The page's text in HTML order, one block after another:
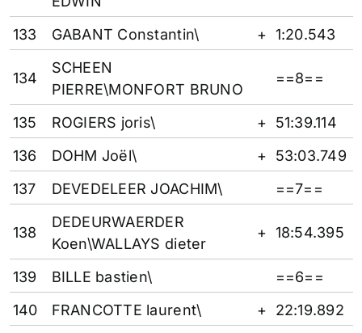
133 GABANT Constantin\ + 1:20.543
134
SCHEEN
PIERRE\MONFORT BRUNO
==8==
135 ROGIERS joris\ +
51:39.114
136
DOHM Joël\ +
53:03.749
137
DEVEDELEER JOACHIM\ ==7==
138
DEDEURWAERDER
Koen\WALLAYS dieter
+ 18:54.395
139 BILLE bastien\
==6==
140
FRANCOTTE laurent\ + 22:19.892